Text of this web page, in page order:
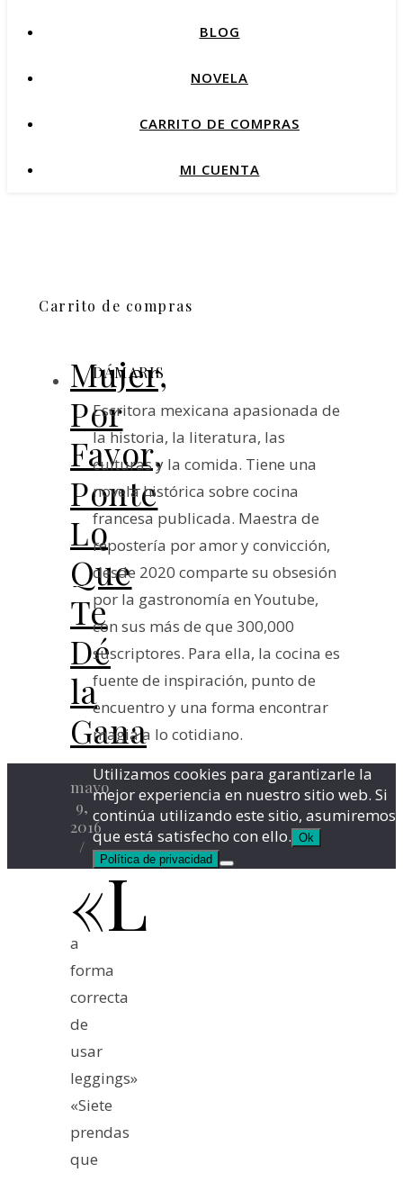
BLOG
NOVELA
CARRITO DE COMPRAS
MI CUENTA
Carrito de compras
Mujer,
Por
Favor,
Ponte
Lo
Que
Te
Dé
la
Gana
mayo
9,
2016
/
«L
a
forma
correcta
de
usar
leggings»
«Siete
prendas
que
DÁMARIS
Escritora mexicana apasionada de
la historia, la literatura, las
culturas y la comida. Tiene una
novela histórica sobre cocina
francesa publicada. Maestra de
repostería por amor y convicción,
desde 2020 comparte su obsesión
por la gastronomía en Youtube,
con sus más de que 300,000
suscriptores. Para ella, la cocina es
fuente de inspiración, punto de
encuentro y una forma encontrar
magia a lo cotidiano.
Utilizamos cookies para garantizarle la
mejor experiencia en nuestro sitio web. Si
continúa utilizando este sitio, asumiremos
que está satisfecho con ello. Ok
Política de privacidad